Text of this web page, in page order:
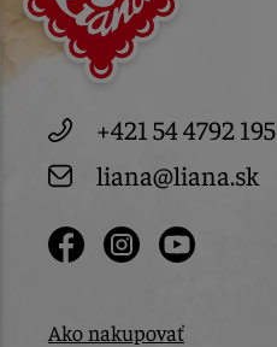
+421 54 4792 195
liana@liana.sk
Ako nakupovať